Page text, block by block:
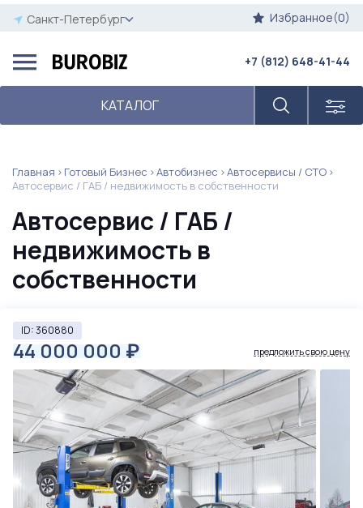
Санкт-Петербург Избранное(0)
КАТАЛОГ
+7 (812) 648-41-44
Главная Готовый Бизнес Автобизнес
Автосервисы / СТО
Автосервис / ГАБ / недвижимость в собственности
Автосервис / ГАБ /
недвижимость в
собственности
ID: 360880
44 000 000 ₽ предложить свою цену